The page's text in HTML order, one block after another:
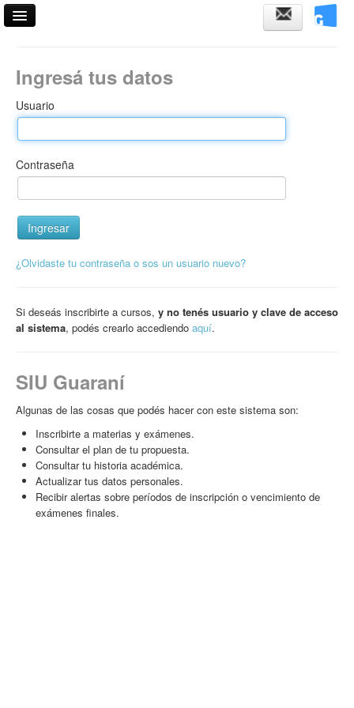
Fechas de examen
Horarios de cursadas
Validador de certificados
Ayuda
Ingresá tus datos
Usuario
Contraseña
¿Olvidaste tu contraseña o sos un usuario nuevo?
Si deseás inscribirte a cursos, y no tenés usuario y clave de acceso
al sistema, podés crearlo accediendo aquí.
SIU Guaraní
Algunas de las cosas que podés hacer con este sistema son:
Inscribirte a materias y exámenes.
Consultar el plan de tu propuesta.
Consultar tu historia académica.
Actualizar tus datos personales.
Recibir alertas sobre períodos de inscripción o vencimiento de
exámenes finales.